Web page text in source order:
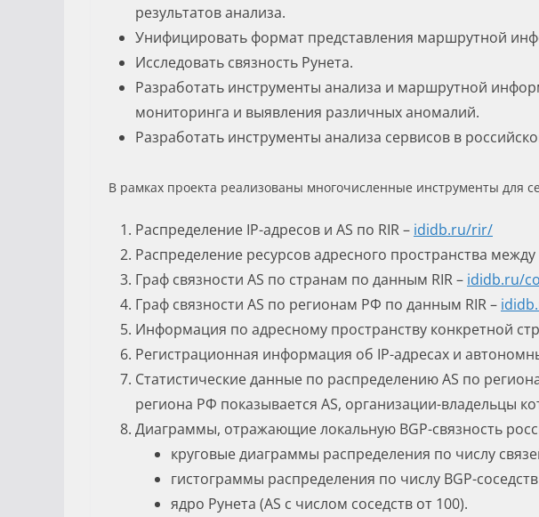
результатов анализа.
Унифицировать формат представления маршрутной
Исследовать связность Рунета.
Разработать инструменты анализа и маршрутной
мониторинга и выявления различных аномалий.
Разработать инструменты анализа сервисов в
В рамках проекта реализованы многочисленные инструменты для
Распределение IP-адресов и AS по RIR – ididb.ru/rir/
Распределение ресурсов адресного пространства
Граф связности AS по странам по данным RIR – ididb.ru/
Граф связности AS по регионам РФ по данным RIR –
Информация по адресному пространству конкретной
Регистрационная информация об IP-адресах и
Статистические данные по распределению AS по
региона РФ показывается AS, организации-владельцы
Диаграммы, отражающие локальную BGP-связность
круговые диаграммы распределения по числу
гистограммы распределения по числу BGP-
ядро Рунета (AS с числом соседств от 100).